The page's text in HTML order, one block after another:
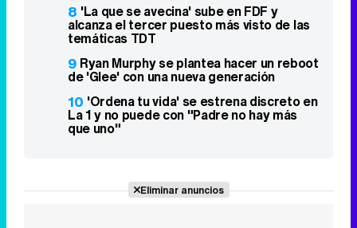
8 'La que se avecina' sube en FDF y
alcanza el tercer puesto más visto de las
temáticas TDT
9 Ryan Murphy se plantea hacer un reboot
de 'Glee' con una nueva generación
10 'Ordena tu vida' se estrena discreto en
La 1 y no puede con "Padre no hay más
que uno"
Eliminar anuncios